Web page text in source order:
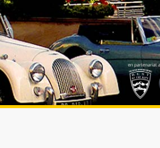
Tourisme
pour